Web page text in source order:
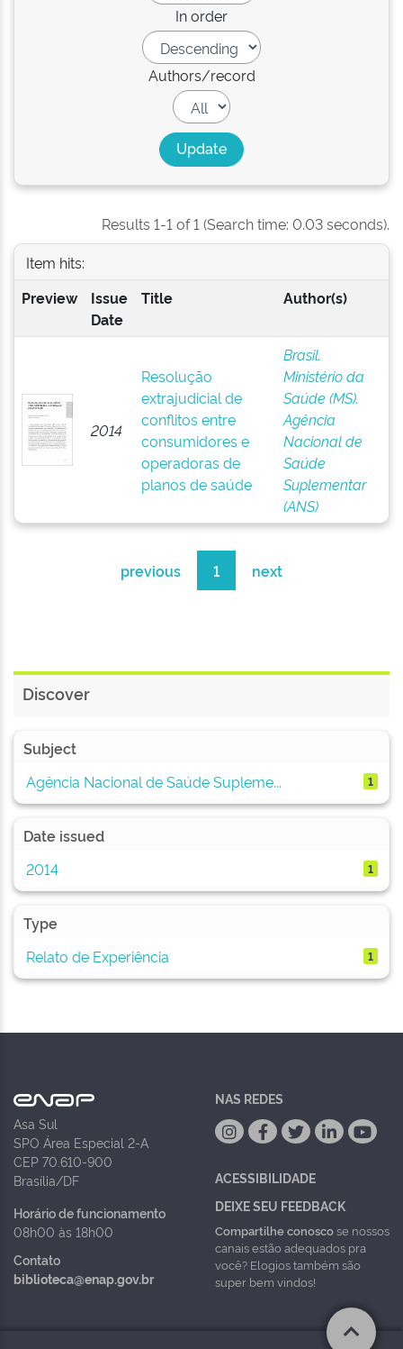
In order
Authors/record
Results 1-1 of 1 (Search time: 0.03 seconds).
Item hits:
Preview
Issue
Date
Title Author(s)
2014
Resolução
extrajudicial de
conflitos entre
consumidores e
operadoras de
planos de saúde
Brasil.
Ministério da
Saúde (MS).
Agência
Nacional de
Saúde
Suplementar
(ANS)
previous 1 next
Discover
Subject
Agência Nacional de Saúde Supleme...
1
Date issued
2014
1
Type
Relato de Experiência
1
Asa Sul
SPO Área Especial 2-A
CEP 70.610-900
Brasília/DF
Horário de funcionamento
08h00 às 18h00
Contato
biblioteca@enap.gov.br
NAS REDES
ACESSIBILIDADE
DEIXE SEU FEEDBACK
Compartilhe conoscose nossos
canais estão adequados pra
você? Elogios também são
super bem vindos!